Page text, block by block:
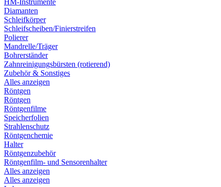
HM-Instrumente
Diamanten
Schleifkörper
Schleifscheiben/Finierstreifen
Polierer
Mandrelle/Träger
Bohrerständer
Zahnreinigungsbürsten (rotierend)
Zubehör & Sonstiges
Alles anzeigen
Röntgen
Röntgen
Röntgenfilme
Speicherfolien
Strahlenschutz
Röntgenchemie
Halter
Röntgenzubehör
Röntgenfilm- und Sensorenhalter
Alles anzeigen
Alles anzeigen